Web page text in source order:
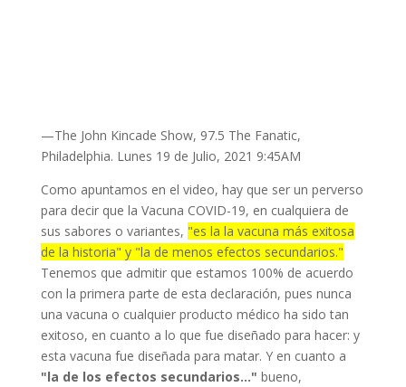
—The John Kincade Show, 97.5 The Fanatic,
Philadelphia. Lunes 19 de Julio, 2021 9:45AM
Como apuntamos en el video, hay que ser un perverso
para decir que la Vacuna COVID-19, en cualquiera de
sus sabores o variantes, "es la la vacuna más exitosa
de la historia" y "la de menos efectos secundarios."
Tenemos que admitir que estamos 100% de acuerdo
con la primera parte de esta declaración, pues nunca
una vacuna o cualquier producto médico ha sido tan
exitoso, en cuanto a lo que fue diseñado para hacer: y
esta vacuna fue diseñada para matar. Y en cuanto a
"la de los efectos secundarios…" bueno,